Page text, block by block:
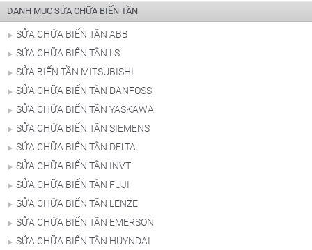
DANH MỤC SỬA CHỮA BIẾN TẦN
SỬA CHỮA BIẾN TẦN ABB
SỬA CHỮA BIẾN TẦN LS
SỬA BIẾN TẦN MITSUBISHI
SỬA CHỮA BIẾN TẦN DANFOSS
SỬA CHỮA BIẾN TẦN YASKAWA
SỬA CHỮA BIẾN TẦN SIEMENS
SỬA CHỮA BIẾN TẦN DELTA
SỬA CHỮA BIẾN TẦN INVT
SỬA CHỮA BIẾN TẦN FUJI
SỬA CHỮA BIẾN TẦN LENZE
SỬA CHỮA BIẾN TẦN EMERSON
SỬA CHỮA BIẾN TẦN HUYNDAI